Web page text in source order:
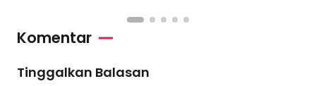
Komentar
Tinggalkan Balasan